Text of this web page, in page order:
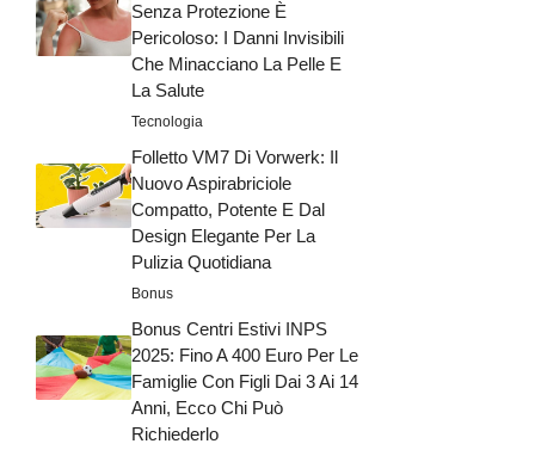
Senza Protezione È
Pericoloso: I Danni Invisibili
Che Minacciano La Pelle E
La Salute
Tecnologia
Folletto VM7 Di Vorwerk: Il
Nuovo Aspirabriciole
Compatto, Potente E Dal
Design Elegante Per La
Pulizia Quotidiana
Bonus
Bonus Centri Estivi INPS
2025: Fino A 400 Euro Per Le
Famiglie Con Figli Dai 3 Ai 14
Anni, Ecco Chi Può
Richiederlo